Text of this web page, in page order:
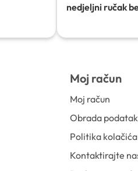
nedjeljni ručak
Moj račun
Moj račun
Obrada
Politika kolačića
Kontaktirajte